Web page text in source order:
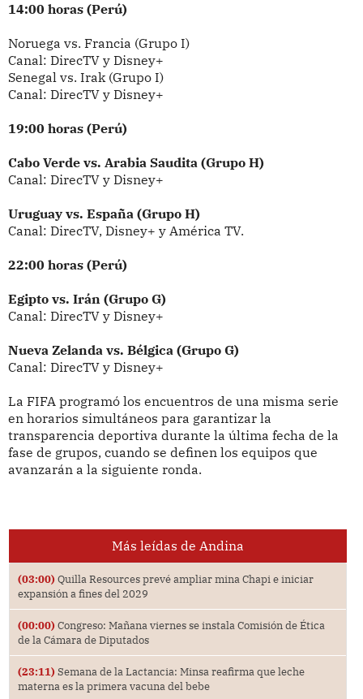
14:00 horas (Perú)
Noruega vs. Francia (Grupo I)
Canal: DirecTV y Disney+
Senegal vs. Irak (Grupo I)
Canal: DirecTV y Disney+
19:00 horas (Perú)
Cabo Verde vs. Arabia Saudita (Grupo H)
Canal: DirecTV y Disney+
Uruguay vs. España (Grupo H)
Canal: DirecTV, Disney+ y América TV.
22:00 horas (Perú)
Egipto vs. Irán (Grupo G)
Canal: DirecTV y Disney+
Nueva Zelanda vs. Bélgica (Grupo G)
Canal: DirecTV y Disney+
La FIFA programó los encuentros de una misma serie
en horarios simultáneos para garantizar la
transparencia deportiva durante la última fecha de la
fase de grupos, cuando se definen los equipos que
avanzarán a la siguiente ronda.
Más leídas de Andina
(03:00) Quilla Resources prevé ampliar mina Chapi e iniciar
expansión a fines del 2029
(00:00) Congreso: Mañana viernes se instala Comisión de Ética
de la Cámara de Diputados
(23:11) Semana de la Lactancia: Minsa reafirma que leche
materna es la primera vacuna del bebe